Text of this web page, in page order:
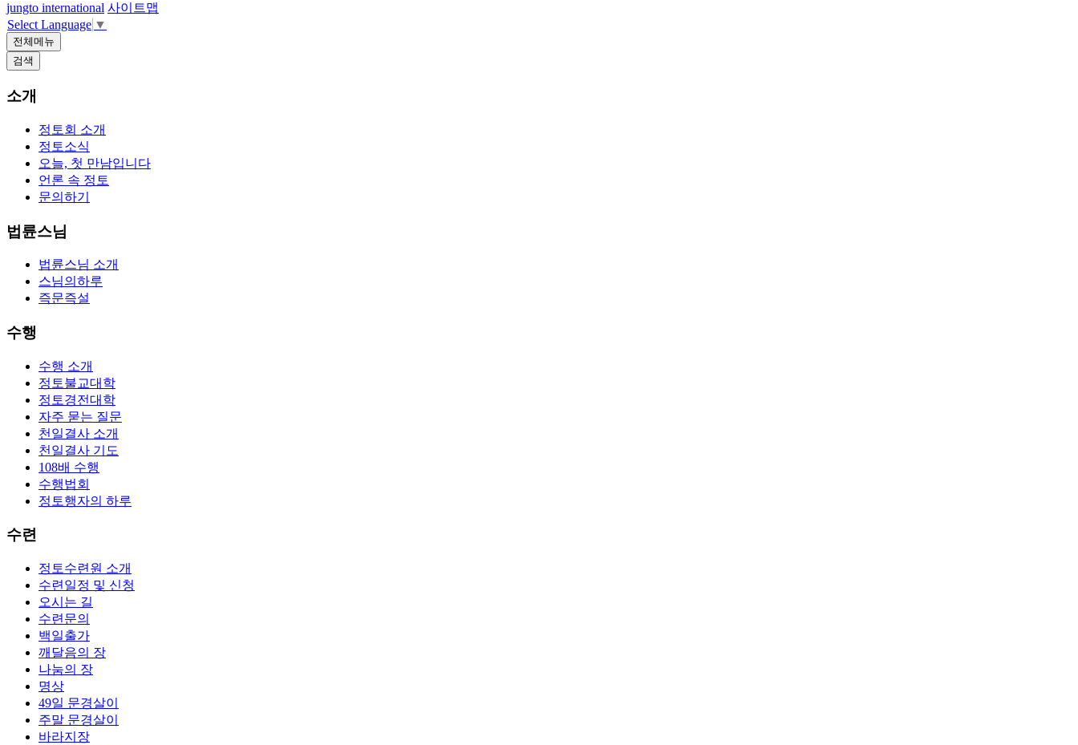
jungto international 사이트맵
Select Language ▼
전체메뉴
검색
소개
정토회 소개
정토소식
오늘, 첫 만남입니다
언론 속 정토
문의하기
법륜스님
법륜스님 소개
스님의하루
즉문즉설
수행
수행 소개
정토불교대학
정토경전대학
자주 묻는 질문
천일결사 소개
천일결사 기도
108배 수행
수행법회
정토행자의 하루
수련
정토수련원 소개
수련일정 및 신청
오시는 길
수련문의
백일출가
깨달음의 장
나눔의 장
명상
49일 문경살이
주말 문경살이
바라지장